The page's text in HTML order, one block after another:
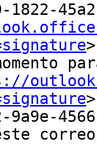
>
>
9a9e-